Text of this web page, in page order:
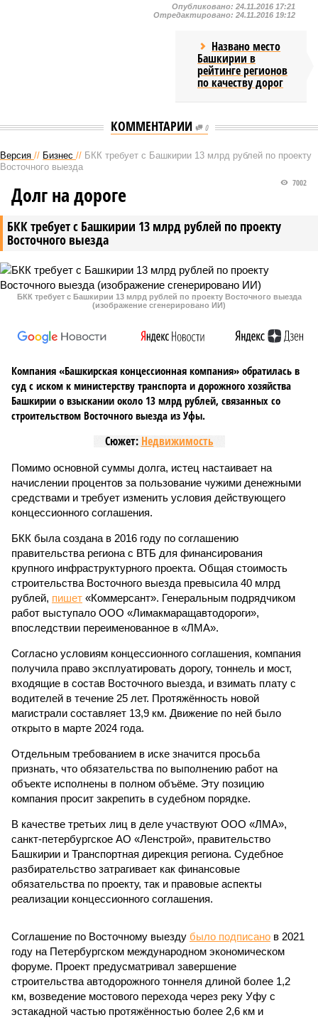
Опубликовано: 24.11.2016 17:21
Отредактировано: 24.11.2016 19:12
Названо место
Башкирии в
рейтинге регионов
по качеству дорог
КОММЕНТАРИИ 0
Версия // Бизнес // БКК требует с Башкирии 13 млрд рублей по проекту
Восточного выезда
БКК требует с Башкирии 13 млрд рублей по проекту
Восточного выезда
7002
Долг на дороге
БКК требует с Башкирии 13 млрд рублей по проекту Восточного выезда
(изображение сгенерировано ИИ)
Компания «Башкирская концессионная компания» обратилась в
суд с иском к министерству транспорта и дорожного хозяйства
Башкирии о взыскании около 13 млрд рублей, связанных со
строительством Восточного выезда из Уфы.
Сюжет: Недвижимость
Помимо основной суммы долга, истец настаивает на
начислении процентов за пользование чужими денежными
средствами и требует изменить условия действующего
концессионного соглашения.
БКК была создана в 2016 году по соглашению
правительства региона с ВТБ для финансирования
крупного инфраструктурного проекта. Общая стоимость
строительства Восточного выезда превысила 40 млрд
рублей, пишет «Коммерсант». Генеральным подрядчиком
работ выступало ООО «Лимакмаращавтодороги»,
впоследствии переименованное в «ЛМА».
Согласно условиям концессионного соглашения, компания
получила право эксплуатировать дорогу, тоннель и мост,
входящие в состав Восточного выезда, и взимать плату с
водителей в течение 25 лет. Протяжённость новой
магистрали составляет 13,9 км. Движение по ней было
открыто в марте 2024 года.
Отдельным требованием в иске значится просьба
признать, что обязательства по выполнению работ на
объекте исполнены в полном объёме. Эту позицию
компания просит закрепить в судебном порядке.
В качестве третьих лиц в деле участвуют ООО «ЛМА»,
санкт-петербургское АО «Ленстрой», правительство
Башкирии и Транспортная дирекция региона. Судебное
разбирательство затрагивает как финансовые
обязательства по проекту, так и правовые аспекты
реализации концессионного соглашения.
Соглашение по Восточному выезду было подписано в 2021
году на Петербургском международном экономическом
форуме. Проект предусматривал завершение
строительства автодорожного тоннеля длиной более 1,2
км, возведение мостового перехода через реку Уфу с
эстакадной частью протяжённостью более 2,6 км и